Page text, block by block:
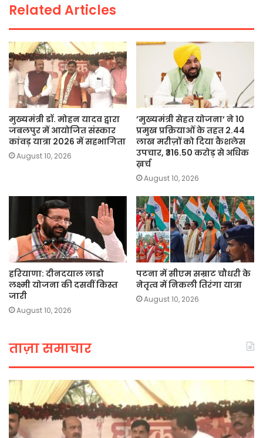
k
Related Articles
मुख्यमंत्री डॉ. मोहन यादव द्वारा
जबलपुर में आयोजित संस्कार
कांवड़ यात्रा 2026 में सहभागिता
August 10, 2026
’मुख्यमंत्री सेहत योजना’ ने 10
प्रमुख प्रक्रियाओं के तहत 2.44
लाख मरीज़ों को दिया कैशलेस
उपचार, ₹316.50 करोड़ से अधिक
ख़र्च
August 10, 2026
हरियाणा: दीनदयाल लाडो
लक्ष्मी योजना की दसवीं किस्त
जारी
August 10, 2026
पटना में सीएम सम्राट चौधरी के
नेतृत्व में निकली तिरंगा यात्रा
August 10, 2026
ताज़ा समाचार